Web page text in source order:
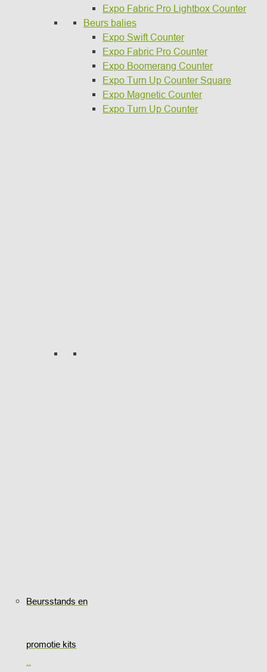
Expo Fabric Pro Lightbox Counter
Beurs balies
Expo Swift Counter
Expo Fabric Pro Counter
Expo Boomerang Counter
Expo Turn Up Counter Square
Expo Magnetic Counter
Expo Turn Up Counter
Beursstands en
promotie kits